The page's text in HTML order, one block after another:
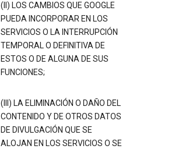
(II) LOS CAMBIOS QUE GOOGLE
PUEDA INCORPORAR EN LOS
SERVICIOS O LA INTERRUPCIÓN
TEMPORAL O DEFINITIVA DE
ESTOS O DE ALGUNA DE SUS
FUNCIONES;
(III) LA ELIMINACIÓN O DAÑO DEL
CONTENIDO Y DE OTROS DATOS
DE DIVULGACIÓN QUE SE
ALOJAN EN LOS SERVICIOS O SE